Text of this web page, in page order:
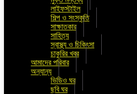
লাইফস্টাইল
শিল্প ও সংস্কৃতি
সাক্ষাতকার
সাহিত্য
স্বাস্থ্য ও চিকিৎসা
চাকুরির খবর
আমাদের পরিবার
অন্যান্য
ভিডিও ঘর
ছবি ঘর